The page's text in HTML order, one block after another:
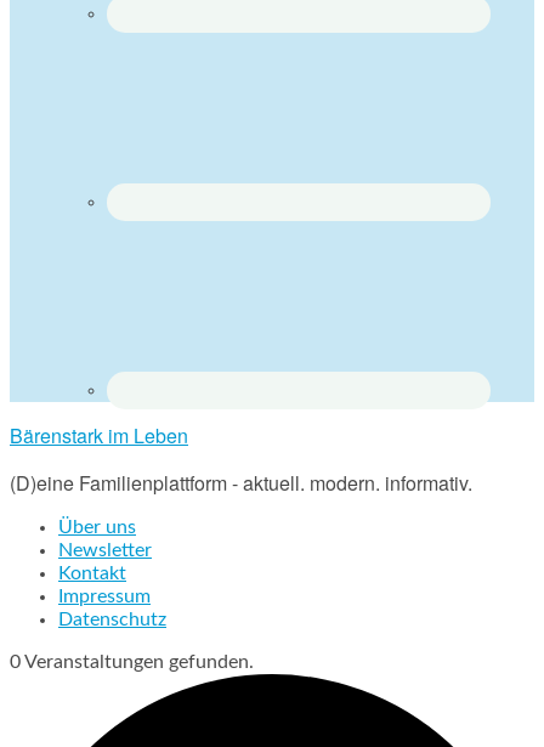
Bärenstark im Leben
(D)eine Familienplattform - aktuell. modern. informativ.
Über uns
Newsletter
Kontakt
Impressum
Datenschutz
0 Veranstaltungen gefunden.